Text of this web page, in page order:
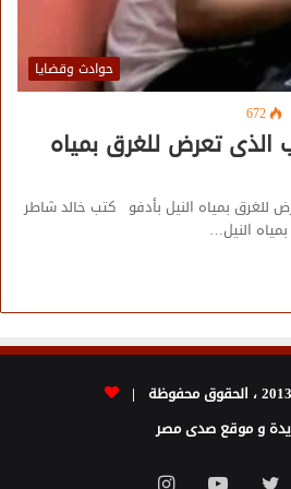
حوادث وقضايا
672
الذى تعرض للغرق بمياه
للغرق بمياه النيل بأدفو كتب خالد شاطر
النيل…
و موقع صدى مصر